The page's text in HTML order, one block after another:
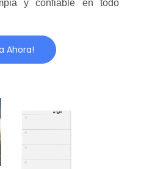
y confiable en todo
Ahora!